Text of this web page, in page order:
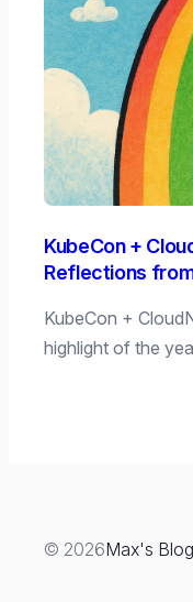
KubeCon +
Reflections
KubeCon +
highlight of the
© 2026Max's Blog